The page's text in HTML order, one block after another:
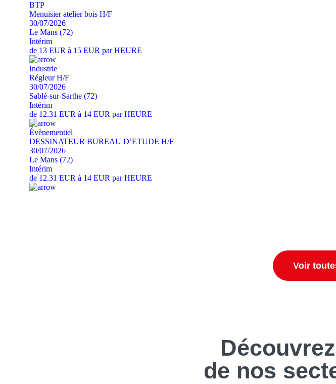
BTP
Menuisier atelier bois H/F
30/07/2026
Le Mans (72)
Intérim
de 13 EUR à 15 EUR par HEURE
Industrie
Régleur H/F
30/07/2026
Sablé-sur-Sarthe (72)
Intérim
de 12.31 EUR à 14 EUR par HEURE
Évènementiel
DESSINATEUR BUREAU D’ETUDE H/F
30/07/2026
Le Mans (72)
Intérim
de 12.31 EUR à 14 EUR par HEURE
Voir
Découvrez
de nos